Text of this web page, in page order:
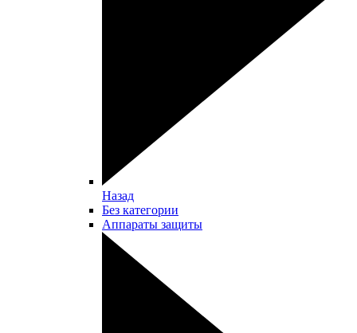
Назад
Без категории
Аппараты защиты